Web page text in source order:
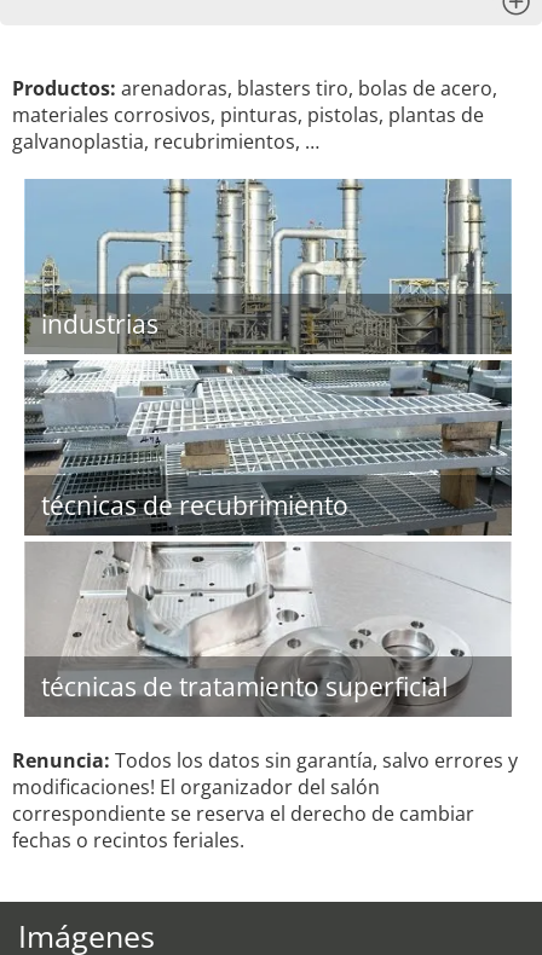
Productos: arenadoras, blasters tiro, bolas de acero,
materiales corrosivos, pinturas, pistolas, plantas de
galvanoplastia, recubrimientos, …
industrias
técnicas de recubrimiento
técnicas de tratamiento superficial
Renuncia: Todos los datos sin garantía, salvo errores y
modificaciones! El organizador del salón
correspondiente se reserva el derecho de cambiar
fechas o recintos feriales.
Imágenes